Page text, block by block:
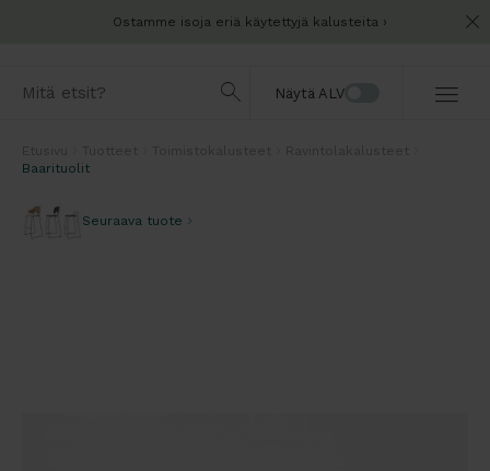
Ostamme isoja eriä käytettyjä kalusteita
Näytä ALV
Baarituolit
Seuraava tuote